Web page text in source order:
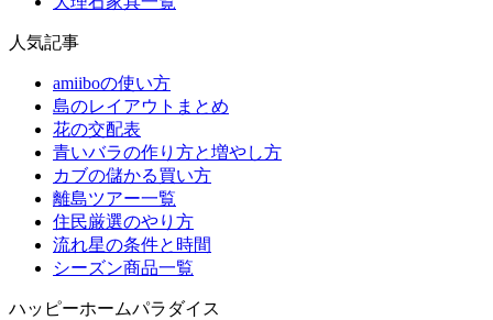
人気記事
amiiboの使い方
島のレイアウトまとめ
花の交配表
青いバラの作り方と増やし方
カブの儲かる買い方
離島ツアー一覧
住民厳選のやり方
流れ星の条件と時間
シーズン商品一覧
ハッピーホームパラダイス